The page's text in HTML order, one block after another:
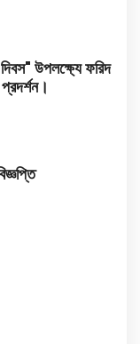
উপলক্ষ্যে ফরিদ
প্রদর্শন।